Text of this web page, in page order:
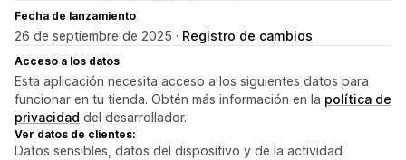
Fecha de lanzamiento
26 de septiembre de 2025 · Registro de cambios
Acceso a los datos
Esta aplicación necesita acceso a los siguientes datos para
funcionar en tu tienda. Obtén más información en la política de
privacidad del desarrollador.
Ver datos de clientes:
Datos sensibles, datos del dispositivo y de la actividad